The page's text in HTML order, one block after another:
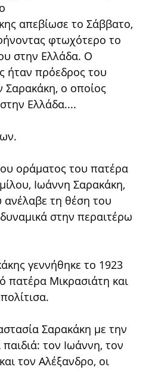
απεβίωσε το Σάββατο,
φτωχότερο το
στην Ελλάδα. Ο
ήταν πρόεδρος του
Σαρακάκη, ο οποίος
Ελλάδα....
οράματος του πατέρα
Ιωάννη Σαρακάκη,
τη θέση του
στην περαιτέρω
γεννήθηκε το 1923
πατέρα Μικρασιάτη και
Σαρακάκη με την
τον Ιωάννη, τον
τον Αλέξανδρο, οι